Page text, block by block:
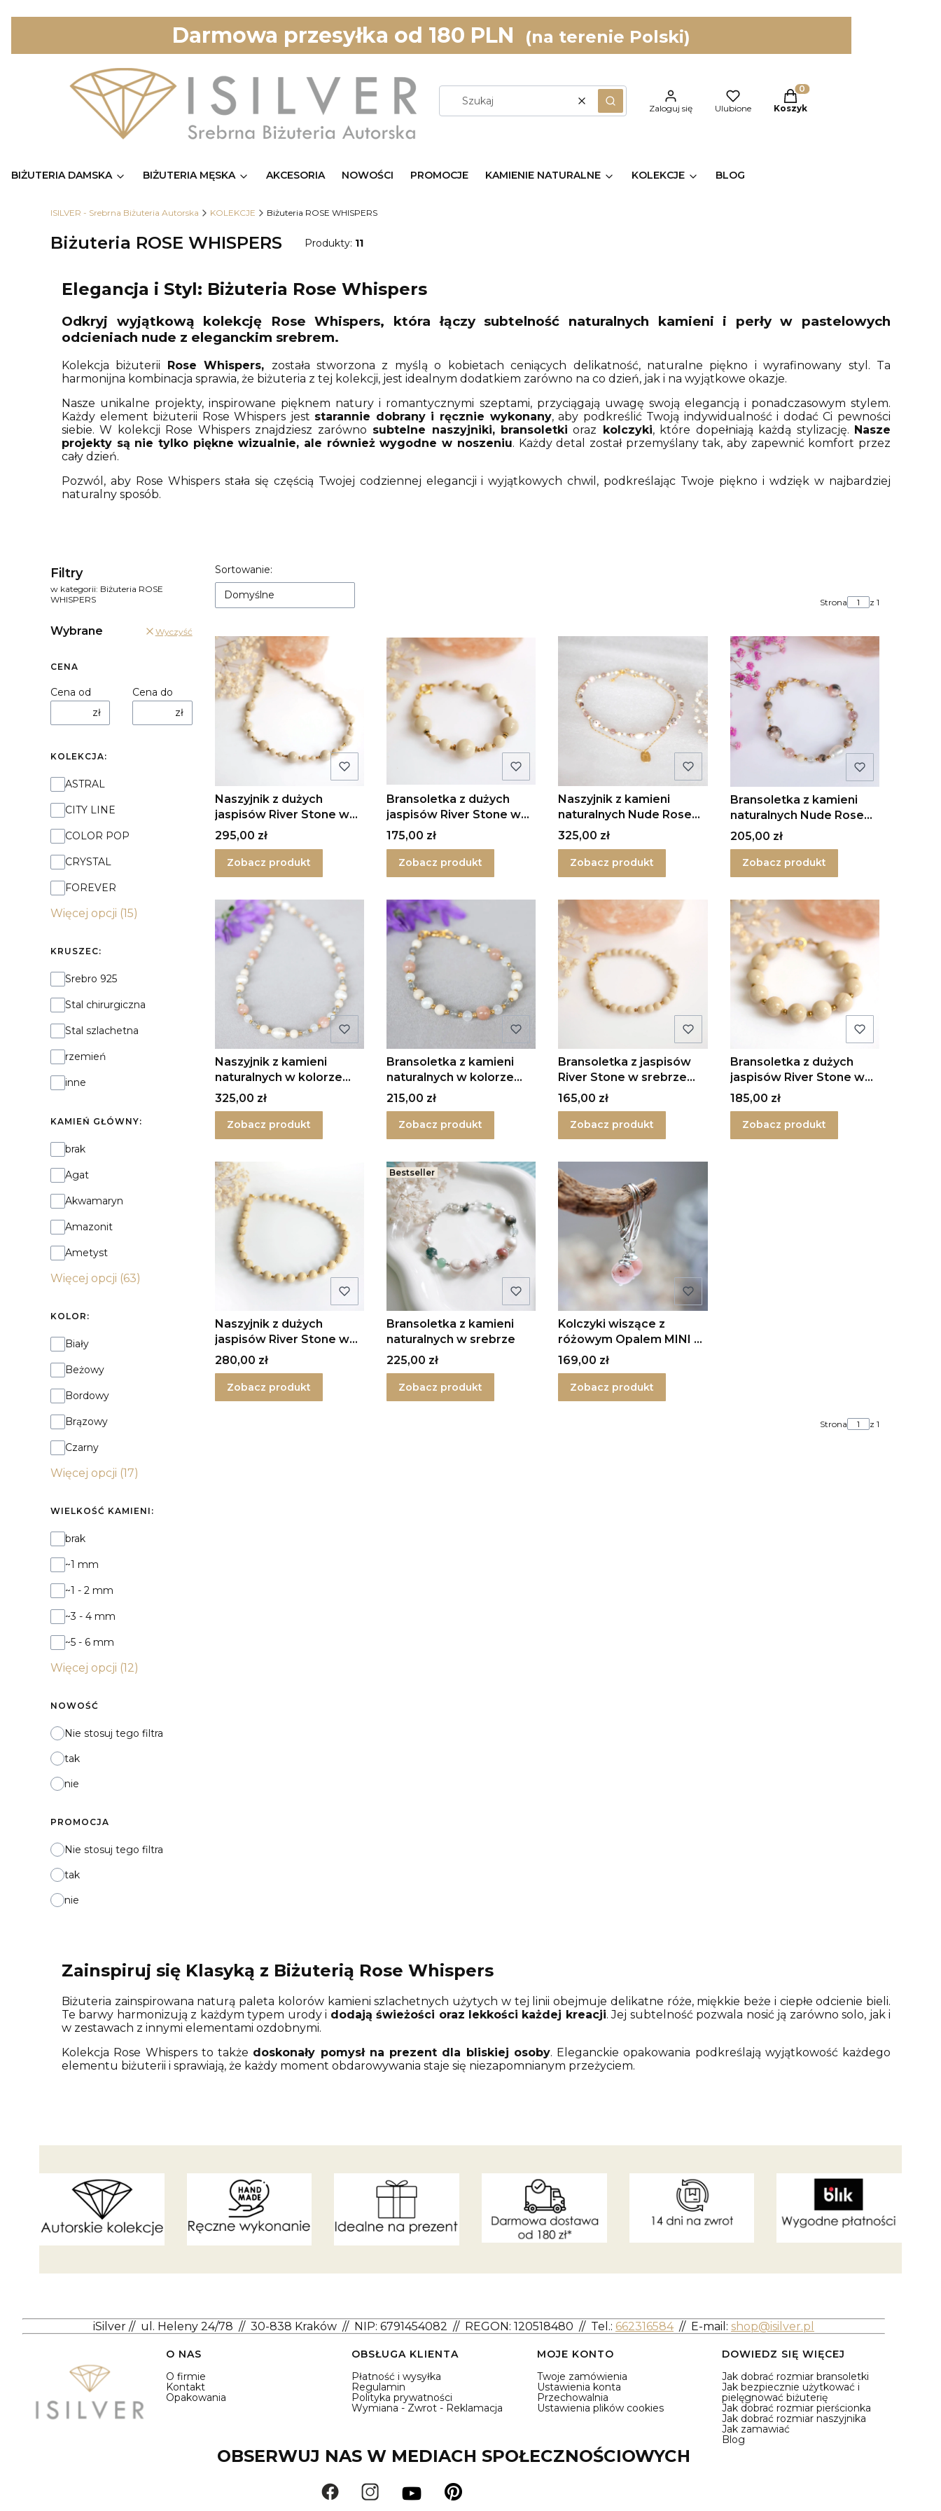
Darmowa przesyłka od 180 PLN (na terenie Polski)
WyczyśćSzukaj Zaloguj się Ulubione
Produkty w koszyku: 0.
Koszyk
BIŻUTERIA DAMSKA BIŻUTERIA MĘSKA AKCESORIA NOWOŚCI PROMOCJE KAMIENIE NATURALNE KOLEKCJE BLOG
ISILVER - Srebrna Biżuteria Autorska KOLEKCJE Biżuteria ROSE WHISPERS
Biżuteria ROSE WHISPERS Produkty: 11
Elegancja i Styl: Biżuteria Rose Whispers
Odkryj wyjątkową kolekcję Rose Whispers, która łączy subtelność naturalnych kamieni i perły w pastelowych
odcieniach nude z eleganckim srebrem.
Kolekcja biżuterii Rose Whispers, została stworzona z myślą o kobietach ceniących delikatność, naturalne piękno i wyrafinowany styl. Ta
harmonijna kombinacja sprawia, że biżuteria z tej kolekcji, jest idealnym dodatkiem zarówno na co dzień, jak i na wyjątkowe okazje.
Nasze unikalne projekty, inspirowane pięknem natury i romantycznymi szeptami, przyciągają uwagę swoją elegancją i ponadczasowym stylem.
Każdy element biżuterii Rose Whispers jest starannie dobrany i ręcznie wykonany, aby podkreślić Twoją indywidualność i dodać Ci pewności
siebie. W kolekcji Rose Whispers znajdziesz zarówno subtelne naszyjniki, bransoletki oraz kolczyki, które dopełniają każdą stylizację. Nasze
projekty są nie tylko piękne wizualnie, ale również wygodne w noszeniu. Każdy detal został przemyślany tak, aby zapewnić komfort przez
cały dzień.
Pozwól, aby Rose Whispers stała się częścią Twojej codziennej elegancji i wyjątkowych chwil, podkreślając Twoje piękno i wdzięk w najbardziej
naturalny sposób.
Filtry
w kategorii: Biżuteria ROSE
WHISPERS
Wybrane Wyczyść
CENA
Cena od
zł
Cena do
zł
KOLEKCJA:
Kolekcja:
ASTRAL
CITY LINE
COLOR POP
CRYSTAL
FOREVER
Więcej opcji (15)
KRUSZEC:
Kruszec:
Srebro 925
Stal chirurgiczna
Stal szlachetna
rzemień
inne
KAMIEŃ GŁÓWNY:
Kamień główny:
brak
Agat
Akwamaryn
Amazonit
Ametyst
Więcej opcji (63)
KOLOR:
Kolor:
Biały
Beżowy
Bordowy
Brązowy
Czarny
Więcej opcji (17)
WIELKOŚĆ KAMIENI:
Wielkość kamieni:
brak
~1 mm
~1 - 2 mm
~3 - 4 mm
~5 - 6 mm
Więcej opcji (12)
NOWOŚĆ
Nie stosuj tego filtra
tak
nie
PROMOCJA
Nie stosuj tego filtra
tak
nie
Lista produktów
Sortowanie:
Domyślne
Strona z 1
Naszyjnik z dużych
jaspisów River Stone w
srebrze II
Cena
295,00 zł
Zobacz produkt
Bransoletka z dużych
jaspisów River Stone w
srebrze II
Cena
175,00 zł
Zobacz produkt
Naszyjnik z kamieni
naturalnych Nude Rose
Delight w srebrze
Cena
325,00 zł
Zobacz produkt
Bransoletka z kamieni
naturalnych Nude Rose
Delight w srebrze
Cena
205,00 zł
Zobacz produkt
Naszyjnik z kamieni
naturalnych w kolorze
nude w srebrze
Cena
325,00 zł
Zobacz produkt
Bransoletka z kamieni
naturalnych w kolorze
Nude w srebrze
Cena
215,00 zł
Zobacz produkt
Bransoletka z jaspisów
River Stone w srebrze
MINI
Cena
165,00 zł
Zobacz produkt
Bransoletka z dużych
jaspisów River Stone w
srebrze
Cena
185,00 zł
Zobacz produkt
Naszyjnik z dużych
jaspisów River Stone w
srebrze
Cena
280,00 zł
Zobacz produkt
Bestseller
Bransoletka z kamieni
naturalnych w srebrze
Cena
225,00 zł
Zobacz produkt
Kolczyki wiszące z
różowym Opalem MINI w
srebrze
Cena
169,00 zł
Zobacz produkt
Strona z 1
Zainspiruj się Klasyką z Biżuterią Rose Whispers
Biżuteria zainspirowana naturą paleta kolorów kamieni szlachetnych użytych w tej linii obejmuje delikatne róże, miękkie beże i ciepłe odcienie bieli.
Te barwy harmonizują z każdym typem urody i dodają świeżości oraz lekkości każdej kreacji. Jej subtelność pozwala nosić ją zarówno solo, jak i
w zestawach z innymi elementami ozdobnymi.
Kolekcja Rose Whispers to także doskonały pomysł na prezent dla bliskiej osoby. Eleganckie opakowania podkreślają wyjątkowość każdego
elementu biżuterii i sprawiają, że każdy moment obdarowywania staje się niezapomnianym przeżyciem.
iSilver // ul. Heleny 24/78 // 30-838 Kraków // NIP: 6791454082 // REGON: 120518480 // Tel.: 662316584 // E-mail: shop@isilver.pl
Linki w stopce
O NAS
O firmie
Kontakt
Opakowania
OBSŁUGA KLIENTA
Płatność i wysyłka
Regulamin
Polityka prywatności
Wymiana - Zwrot - Reklamacja
MOJE KONTO
Twoje zamówienia
Ustawienia konta
Przechowalnia
Ustawienia plików cookies
DOWIEDZ SIĘ WIĘCEJ
Jak dobrać rozmiar bransoletki
Jak bezpiecznie użytkować i
pielęgnować biżuterię
Jak dobrać rozmiar pierścionka
Jak dobrać rozmiar naszyjnika
Jak zamawiać
Blog
OBSERWUJ NAS W MEDIACH SPOŁECZNOŚCIOWYCH